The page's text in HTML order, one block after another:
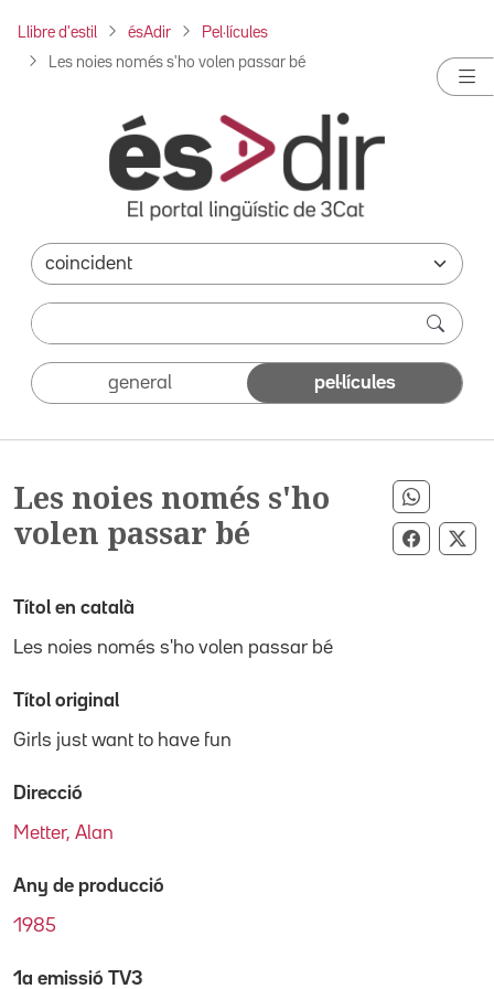
Llibre d'estil ésAdir Pel·lícules
Les noies només s'ho volen passar bé
general pel·lícules
Les noies només s'ho
volen passar bé
Títol en català
Les noies només s'ho volen passar bé
Títol original
Girls just want to have fun
Direcció
Metter, Alan
Any de producció
1985
1a emissió TV3